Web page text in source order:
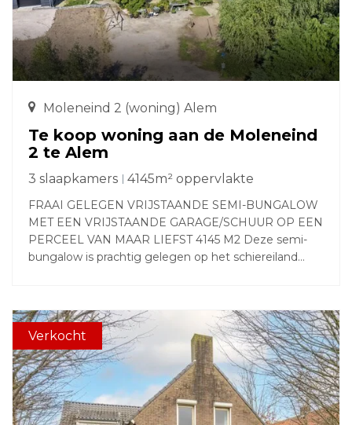
Moleneind 2 (woning) Alem
Te koop woning aan de Moleneind
2 te Alem
3 slaapkamers 4145m² oppervlakte
FRAAI GELEGEN VRIJSTAANDE SEMI-BUNGALOW
MET EEN VRIJSTAANDE GARAGE/SCHUUR OP EEN
PERCEEL VAN MAAR LIEFST 4145 M2 Deze semi-
bungalow is prachtig gelegen op het schiereiland
Maas is op een steenworp afstand. Het perceel met
een oppervlakte van 4.145 m2 heeft een landelijke
ligging met vrij uitzicht. De omgeving leent zich
perfect voor wandelingen over de dijk of langs het
Alemsche klompenpad. Het woonhuis betreft een
knusse voormalige bedrijfswoning, oorspronkelijk
gebouwd in 1965. In 2012 is een aanbouw
Verkocht